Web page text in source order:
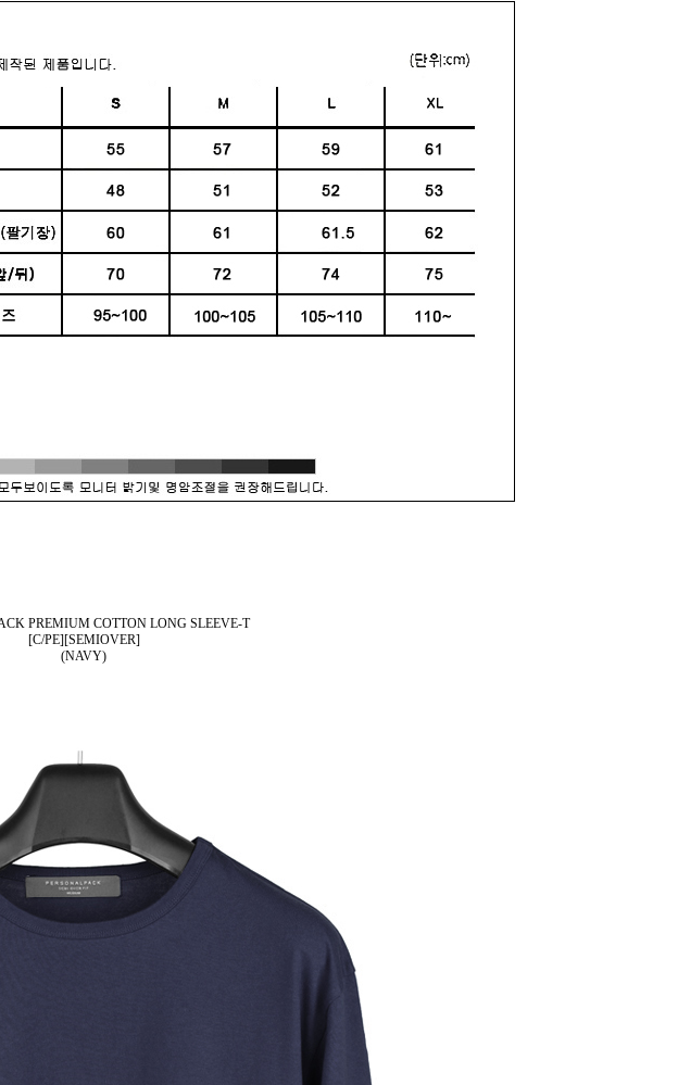
PREMIUM COTTON LONG SLEEVE-T
[C/PE][SEMIOVER]
(NAVY)